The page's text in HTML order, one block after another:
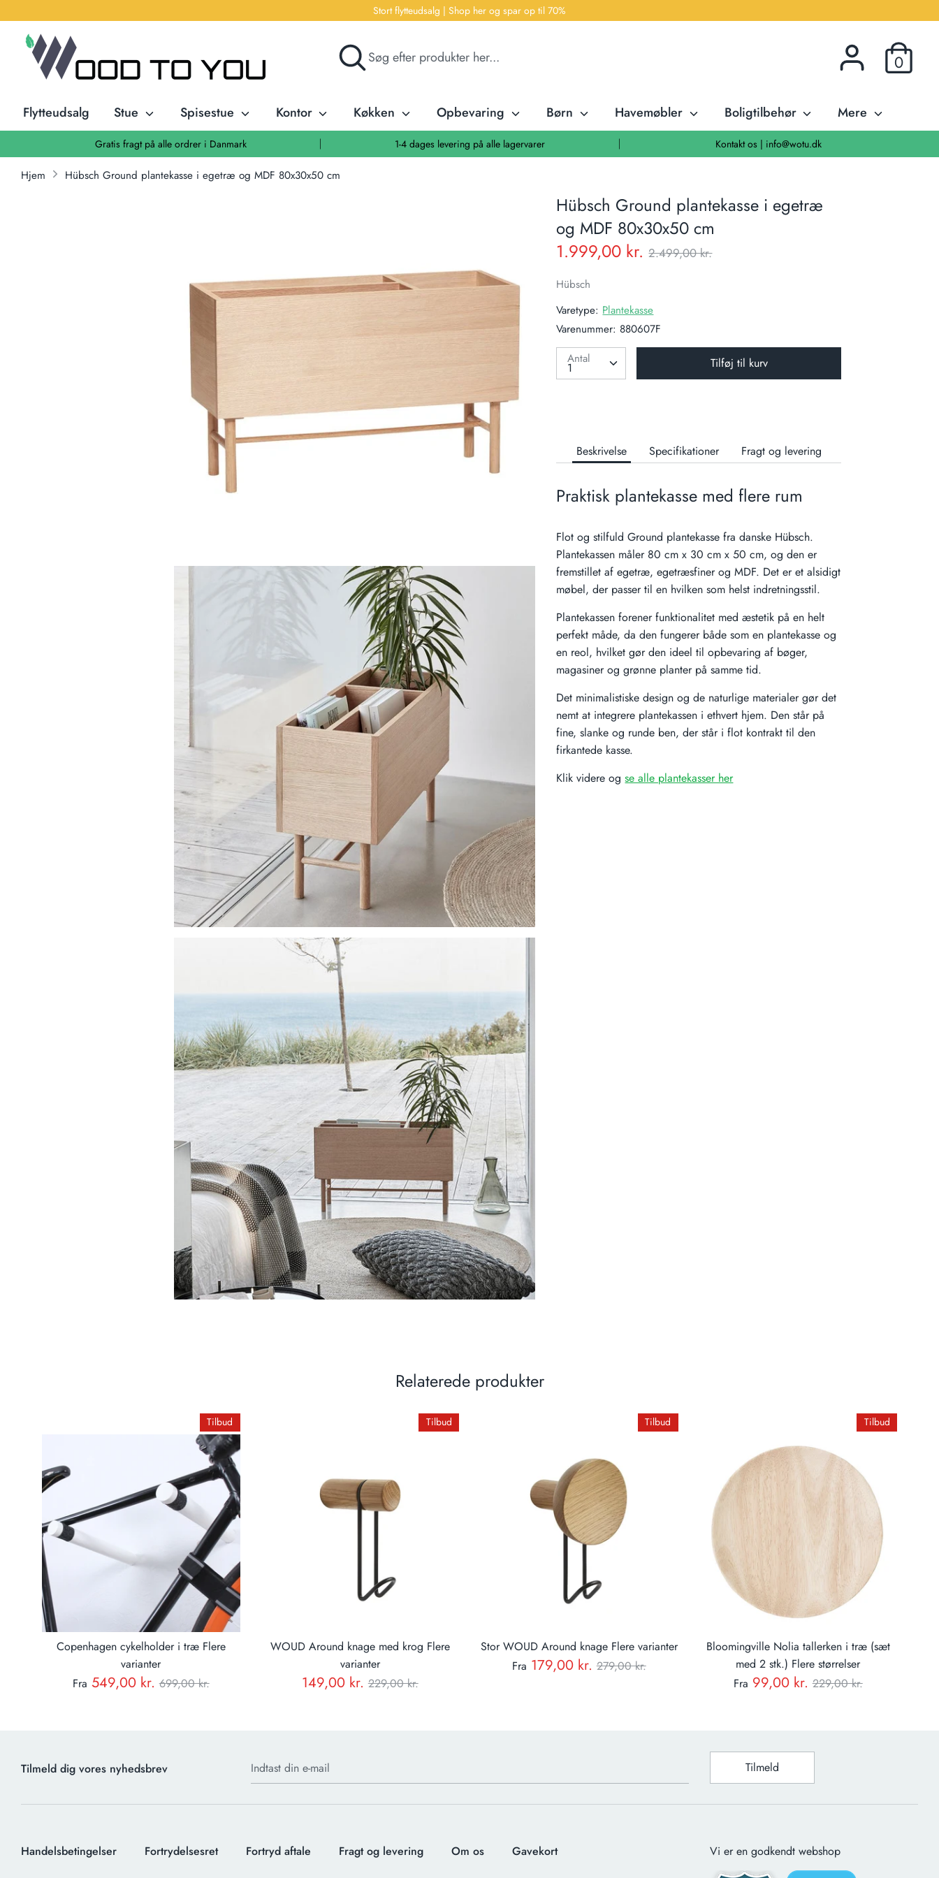
til
indhold
Stort flytteudsalg | Shop her og spar op til 70%
Søg
Søg
efter
0
Flytteudsalg Stue Spisestue Kontor Køkken Opbevaring Børn Havemøbler Boligtilbehør Mere
Gratis fragt på alle ordrer i Danmark 1-4 dages levering på alle lagervarer Kontakt os | info@wotu.dk
Hjem Hübsch Ground plantekasse i egetræ og MDF 80x30x50 cm
Hübsch Ground plantekasse i egetræ
og MDF 80x30x50 cm
1.999,00 kr. Normal
2.499,00 kr.
Hübsch
Varetype: Plantekasse
Varenummer: 880607F
Antal
Tilføj til kurv
Beskrivelse Specifikationer Fragt og levering
Praktisk plantekasse med flere rum
Flot og stilfuld Ground plantekasse fra danske Hübsch.
Plantekassen måler 80 cm x 30 cm x 50 cm, og den er
fremstillet af egetræ, egetræsfiner og MDF. Det er et alsidigt
møbel, der passer til en hvilken som helst indretningsstil.
Plantekassen forener funktionalitet med æstetik på en helt
perfekt måde, da den fungerer både som en plantekasse og
en reol, hvilket gør den ideel til opbevaring af bøger,
magasiner og grønne planter på samme tid.
Det minimalistiske design og de naturlige materialer gør det
nemt at integrere plantekassen i ethvert hjem. Den står på
fine, slanke og runde ben, der står i flot kontrakt til den
firkantede kasse.
Klik videre ogse alle plantekasser her
Relaterede produkter
Copenhagen cykelholder i træ Flere
varianter
Fra 549,00 kr. Normal
699,00 kr.
Tilbud
WOUD Around knage med krog Flere
varianter
149,00 kr. Normal
229,00 kr.
Tilbud
Stor WOUD Around knage Flere varianter
Fra 179,00 kr. Normal
279,00 kr.
Tilbud
Bloomingville Nolia tallerken i træ (sæt
med 2 stk.) Flere størrelser
Fra 99,00 kr. Normal
229,00 kr.
Tilbud
Tilmeld dig vores nyhedsbrev Indtast din e-mail Tilmeld
Handelsbetingelser Fortrydelsesret Fortryd aftale Fragt og levering Om os Gavekort Vi er en godkendt webshop